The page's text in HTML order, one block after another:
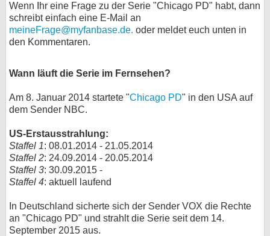
Wenn Ihr eine Frage zu der Serie "Chicago PD" habt, dann
schreibt einfach eine E-Mail an
meineFrage@myfanbase.de. oder meldet euch unten in
den Kommentaren.
Wann läuft die Serie im Fernsehen?
Am 8. Januar 2014 startete "Chicago PD" in den USA auf
dem Sender NBC.
US-Erstausstrahlung:
Staffel 1: 08.01.2014 - 21.05.2014
Staffel 2: 24.09.2014 - 20.05.2014
Staffel 3: 30.09.2015 -
Staffel 4: aktuell laufend
In Deutschland sicherte sich der Sender VOX die Rechte
an "Chicago PD" und strahlt die Serie seit dem 14.
September 2015 aus.
Forum
bei Facebook
Datenschutz
Impressum